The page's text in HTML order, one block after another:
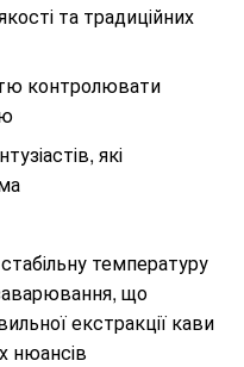
та традиційних
контролювати
які
стабільну температуру
що
екстракції кави
нюансів